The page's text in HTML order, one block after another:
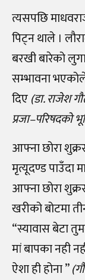
त्यसपछि
पिट्न थाले ।
बरखी बारेको
सम्भावना
दिए(डा. राजेश
प्रजा–परिषदको
आफ्ना छोरा
मृत्यूदण्ड पाउँदा
आफ्ना छोरा
खरीको बोटमा
“स्यावास बेटा
मां बापका नही
ऐशा ही होना ”